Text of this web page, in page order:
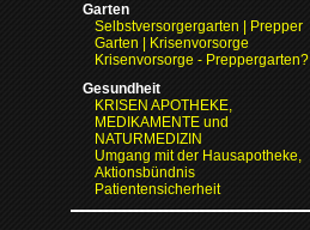
Garten
Selbstversorgergarten | Prepper
Garten | Krisenvorsorge
Krisenvorsorge - Preppergarten?
Gesundheit
KRISEN APOTHEKE,
MEDIKAMENTE und
NATURMEDIZIN
Umgang mit der Hausapotheke,
Aktionsbündnis
Patientensicherheit